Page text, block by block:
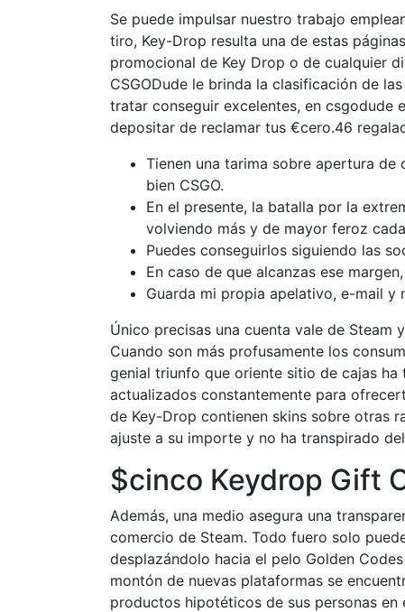
Se puede impulsar nuestro trabajo
tiro, Key-Drop resulta una de estas
promocional de Key Drop o de cualquier
CSGODude le brinda la clasificación de
tratar conseguir excelentes, en csgodude
depositar de reclamar tus €cero.46
Tienen una tarima sobre apertura
bien CSGO.
En el presente, la batalla por la
volviendo más y de mayor feroz
Puedes conseguirlos siguiendo las
En caso de que alcanzas ese
Guarda mi propia apelativo, e-mail y
Único precisas una cuenta vale de Steam
Cuando son más profusamente los
genial triunfo que oriente sitio de cajas
actualizados constantemente para
de Key-Drop contienen skins sobre otras
ajuste a su importe y no ha transpirado
$cinco Keydrop Gift
Además, una medio asegura una
comercio de Steam. Todo fuero solo
desplazándolo hacia el pelo Golden
montón de nuevas plataformas se
productos hipotéticos de sus personas en